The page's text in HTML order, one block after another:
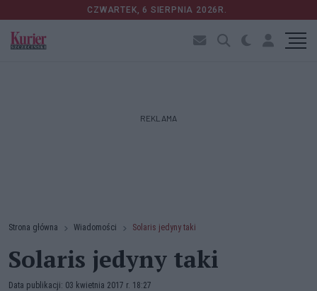
CZWARTEK, 6 SIERPNIA 2026R.
REKLAMA
Strona główna Wiadomości Solaris jedyny taki
Solaris jedyny taki
Data publikacji: 03 kwietnia 2017 r. 18:27